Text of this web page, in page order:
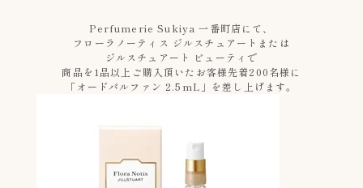
Perfumerie Sukiya 一番町店にて、
フローラノーティス ジルスチュアートまたは
ジルスチュアート ビューティで
商品を1品以上ご購入頂いたお客様先着200名様に
「オードパルファン 2.5mL」を差し上げます。